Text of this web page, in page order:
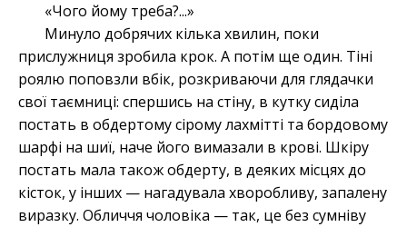
«Чого йому треба?...»
Минуло добрячих кілька хвилин, поки
прислужниця зробила крок. А потім ще один. Тіні
роялю поповзли вбік, розкриваючи для глядачки
свої таємниці: спершись на стіну, в кутку сиділа
постать в обдертому сірому лахмітті та бордовому
шарфі на шиї, наче його вимазали в крові. Шкіру
постать мала також обдерту, в деяких місцях до
кісток, у інших — нагадувала хворобливу, запалену
виразку. Обличчя чоловіка — так, це без сумніву